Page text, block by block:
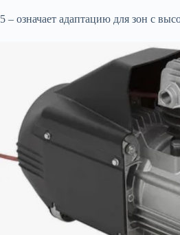
5 – означает адаптацию для зон с